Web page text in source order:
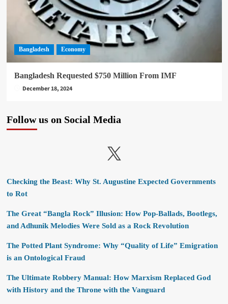
Bangladesh Economy
Bangladesh Requested $750 Million From IMF
December 18, 2024
Follow us on Social Media
X
Checking the Beast: Why St. Augustine Expected Governments
to Rot
The Great “Bangla Rock” Illusion: How Pop-Ballads, Bootlegs,
and Adhunik Melodies Were Sold as a Rock Revolution
The Potted Plant Syndrome: Why “Quality of Life” Emigration
is an Ontological Fraud
The Ultimate Robbery Manual: How Marxism Replaced God
with History and the Throne with the Vanguard